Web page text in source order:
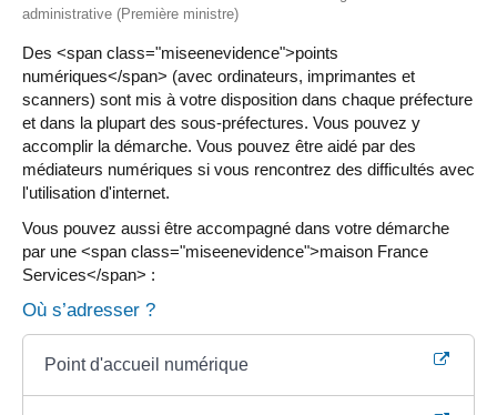
administrative (Première ministre)
Des <span class="miseenevidence">points
numériques</span> (avec ordinateurs, imprimantes et
scanners) sont mis à votre disposition dans chaque préfecture
et dans la plupart des sous-préfectures. Vous pouvez y
accomplir la démarche. Vous pouvez être aidé par des
médiateurs numériques si vous rencontrez des difficultés avec
l'utilisation d'internet.
Vous pouvez aussi être accompagné dans votre démarche
par une <span class="miseenevidence">maison France
Services</span> :
Où s’adresser ?
Point d'accueil numérique